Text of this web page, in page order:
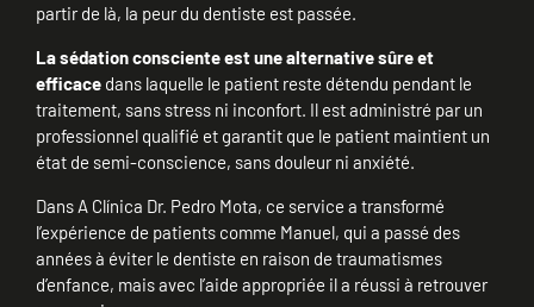
partir de là, la peur du dentiste est passée.
La sédation conscienteest une alternative sûre et
efficacedans laquelle le patient reste détendu pendant le
traitement, sans stress ni inconfort. Il est administré par un
professionnel qualifié et garantit que le patient maintient un
état de semi-conscience, sans douleur ni anxiété.
Dans A Clínica Dr. Pedro Mota, ce service a transformé
l’expérience de patients comme Manuel, qui a passé des
années à éviter le dentiste en raison de traumatismes
d’enfance, mais avec l’aide appropriée il a réussi à retrouver